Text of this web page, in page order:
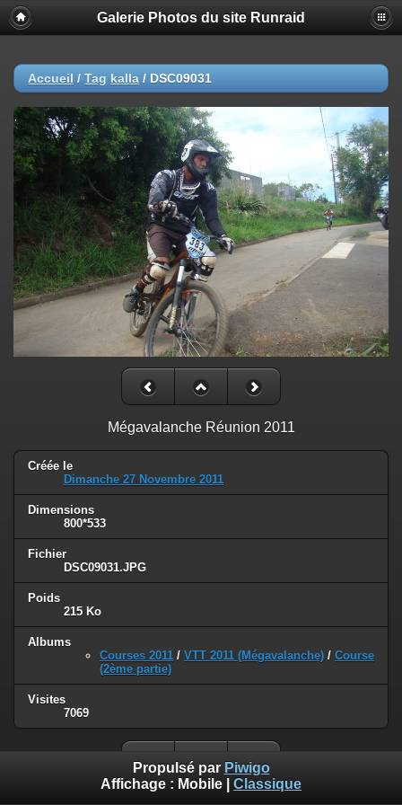
Galerie Photos du site Runraid
Accueil / Tag kalla / DSC09031
Mégavalanche Réunion 2011
Créée le
Dimanche 27 Novembre 2011
Dimensions
800*533
Fichier
DSC09031.JPG
Poids
215 Ko
Albums
Courses 2011 / VTT 2011 (Mégavalanche) / Course
(2ème partie)
Visites
7069
Propulsé par Piwigo
Affichage : Mobile Classique